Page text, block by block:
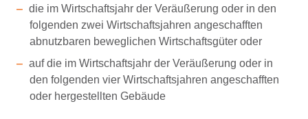
die im Wirtschaftsjahr der Veräußerung oder in den
folgenden zwei Wirtschaftsjahren angeschafften
abnutzbaren beweglichen Wirtschaftsgüter oder
auf die im Wirtschaftsjahr der Veräußerung oder in
den folgenden vier Wirtschaftsjahren angeschafften
oder hergestellten Gebäude